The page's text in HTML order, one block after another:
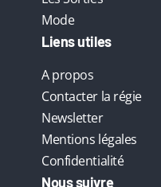
Mode
Liens utiles
A propos
Contacter la régie
Newsletter
Mentions légales
Confidentialité
Nous suivre